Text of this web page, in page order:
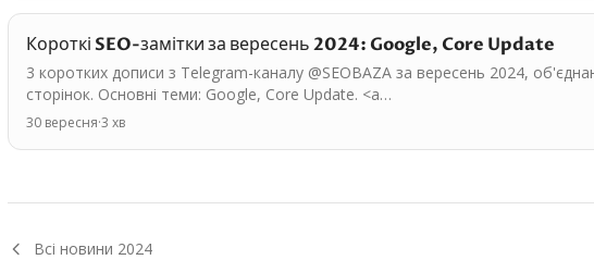
Короткі SEO-замітки за вересень 2024: Google, Core Update
3 коротких дописи з Telegram-каналу @SEOBAZA за вересень 2024,
сторінок. Основні теми: Google, Core Update. <a…
30 вересня·3 хв
Всі новини 2024